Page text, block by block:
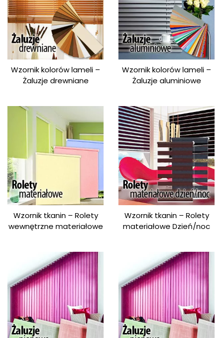
Wzornik kolorów lameli –
Żaluzje drewniane
Wzornik kolorów lameli –
Żaluzje aluminiowe
Wzornik tkanin – Rolety
wewnętrzne materiałowe
Wzornik tkanin – Rolety
materiałowe Dzień/noc